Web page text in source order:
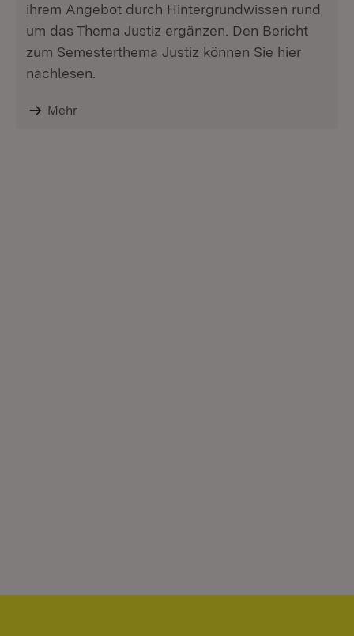
ihrem Angebot durch Hintergrundwissen rund
um das Thema Justiz ergänzen. Den Bericht
zum Semesterthema Justiz können Sie hier
nachlesen.
Mehr